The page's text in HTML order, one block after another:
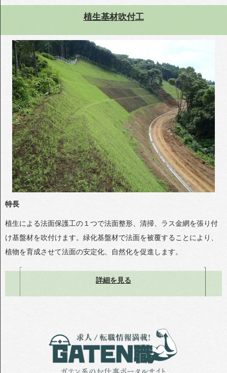
植生基材吹付工
特長
植生による法面保護工の１つで法面整形、清掃、ラス金網を張り付
け基盤材を吹付けます。緑化基盤材で法面を被覆することにより、
植物を育成させて法面の安定化、自然化を促進します。
詳細を見る